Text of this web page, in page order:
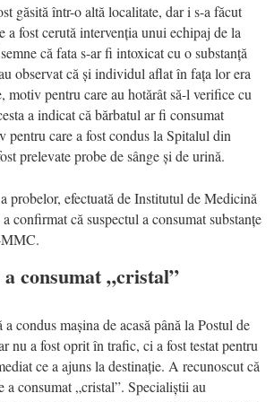
găsită într-o altă localitate, dar i s-a făcut
a fost cerută intervenția unui echipaj de la
că fata s-ar fi intoxicat cu o substanță
observat că și individul aflat în fața lor era
motiv pentru care au hotărât să-l verifice cu
a indicat că bărbatul ar fi consumat
pentru care a fost condus la Spitalul din
prelevate probe de sânge și de urină.
probelor, efectuată de Institutul de Medicină
confirmat că suspectul a consumat substanțe
MMC.
consumat „cristal”
condus mașina de acasă până la Postul de
nu a fost oprit în trafic, ci a fost testat pentru
ce a ajuns la destinație. A recunoscut că
a consumat „cristal”. Specialiștii au